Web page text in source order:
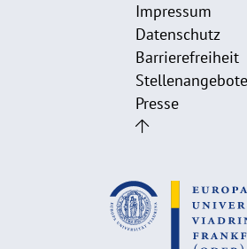
Impressum
Datenschutz
Barrierefreiheit
Stellenangebote
Presse